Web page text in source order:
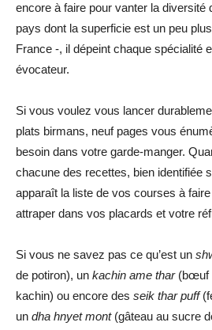
encore à faire pour vanter la diversité
pays dont la superficie est un peu
France -, il dépeint chaque spécialité
évocateur.
Si vous voulez vous lancer
plats birmans, neuf pages vous
besoin dans votre garde-manger.
chacune des recettes, bien identifiée
apparaît la liste de vos courses à
attraper dans vos placards et votre
Si vous ne savez pas ce qu’est un
de potiron), un kachin ame thar (bœuf
kachin) ou encore des seik thar puff
un dha hnyet mont (gâteau au sucre